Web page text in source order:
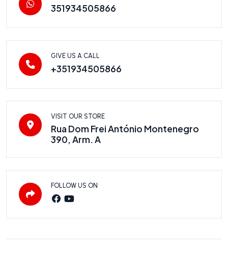
351934505866
GIVE US A CALL
+351934505866
VISIT OUR STORE
Rua Dom Frei António Montenegro
390, Arm. A
FOLLOW US ON